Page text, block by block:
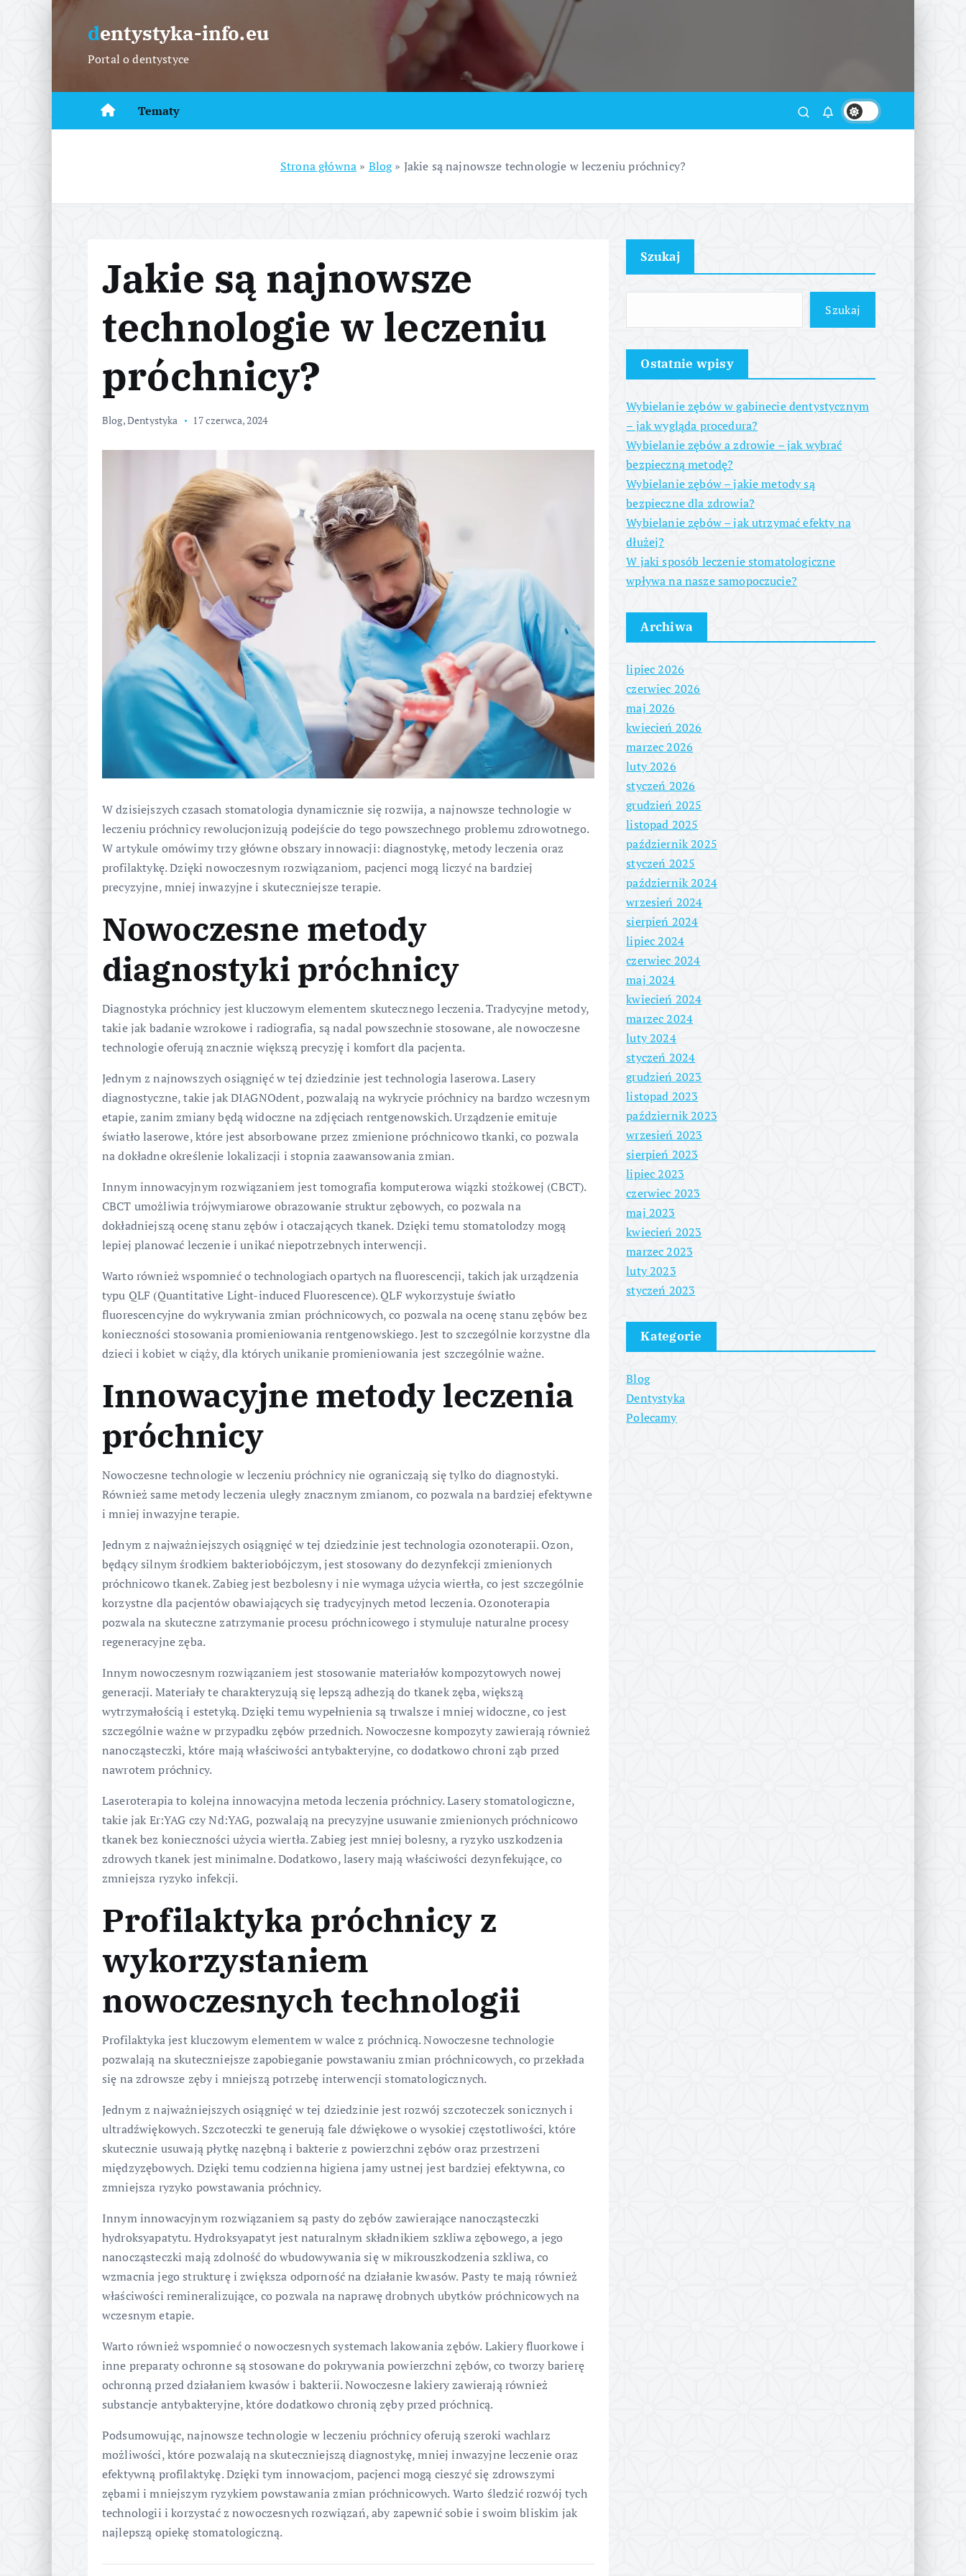
S
e
dentystyka-info.eu
Portal o dentystyce
Tematy
Strona główna » Blog» Jakie są najnowsze technologie w leczeniu próchnicy?
Jakie są najnowsze
technologie w leczeniu
próchnicy?
Blog,Dentystyka 17 czerwca, 2024
W dzisiejszych czasach stomatologia dynamicznie się rozwija, a najnowsze technologie w
leczeniu próchnicy rewolucjonizują podejście do tego powszechnego problemu zdrowotnego.
W artykule omówimy trzy główne obszary innowacji: diagnostykę, metody leczenia oraz
profilaktykę. Dzięki nowoczesnym rozwiązaniom, pacjenci mogą liczyć na bardziej
precyzyjne, mniej inwazyjne i skuteczniejsze terapie.
Nowoczesne metody
diagnostyki próchnicy
Diagnostyka próchnicy jest kluczowym elementem skutecznego leczenia. Tradycyjne metody,
takie jak badanie wzrokowe i radiografia, są nadal powszechnie stosowane, ale nowoczesne
technologie oferują znacznie większą precyzję i komfort dla pacjenta.
Jednym z najnowszych osiągnięć w tej dziedzinie jest technologia laserowa. Lasery
diagnostyczne, takie jak DIAGNOdent, pozwalają na wykrycie próchnicy na bardzo wczesnym
etapie, zanim zmiany będą widoczne na zdjęciach rentgenowskich. Urządzenie emituje
światło laserowe, które jest absorbowane przez zmienione próchnicowo tkanki, co pozwala
na dokładne określenie lokalizacji i stopnia zaawansowania zmian.
Innym innowacyjnym rozwiązaniem jest tomografia komputerowa wiązki stożkowej (CBCT).
CBCT umożliwia trójwymiarowe obrazowanie struktur zębowych, co pozwala na
dokładniejszą ocenę stanu zębów i otaczających tkanek. Dzięki temu stomatolodzy mogą
lepiej planować leczenie i unikać niepotrzebnych interwencji.
Warto również wspomnieć o technologiach opartych na fluorescencji, takich jak urządzenia
typu QLF (Quantitative Light-induced Fluorescence). QLF wykorzystuje światło
fluorescencyjne do wykrywania zmian próchnicowych, co pozwala na ocenę stanu zębów bez
konieczności stosowania promieniowania rentgenowskiego. Jest to szczególnie korzystne dla
dzieci i kobiet w ciąży, dla których unikanie promieniowania jest szczególnie ważne.
Innowacyjne metody leczenia
próchnicy
Nowoczesne technologie w leczeniu próchnicy nie ograniczają się tylko do diagnostyki.
Również same metody leczenia uległy znacznym zmianom, co pozwala na bardziej efektywne
i mniej inwazyjne terapie.
Jednym z najważniejszych osiągnięć w tej dziedzinie jest technologia ozonoterapii. Ozon,
będący silnym środkiem bakteriobójczym, jest stosowany do dezynfekcji zmienionych
próchnicowo tkanek. Zabieg jest bezbolesny i nie wymaga użycia wiertła, co jest szczególnie
korzystne dla pacjentów obawiających się tradycyjnych metod leczenia. Ozonoterapia
pozwala na skuteczne zatrzymanie procesu próchnicowego i stymuluje naturalne procesy
regeneracyjne zęba.
Innym nowoczesnym rozwiązaniem jest stosowanie materiałów kompozytowych nowej
generacji. Materiały te charakteryzują się lepszą adhezją do tkanek zęba, większą
wytrzymałością i estetyką. Dzięki temu wypełnienia są trwalsze i mniej widoczne, co jest
szczególnie ważne w przypadku zębów przednich. Nowoczesne kompozyty zawierają również
nanocząsteczki, które mają właściwości antybakteryjne, co dodatkowo chroni ząb przed
nawrotem próchnicy.
Laseroterapia to kolejna innowacyjna metoda leczenia próchnicy. Lasery stomatologiczne,
takie jak Er:YAG czy Nd:YAG, pozwalają na precyzyjne usuwanie zmienionych próchnicowo
tkanek bez konieczności użycia wiertła. Zabieg jest mniej bolesny, a ryzyko uszkodzenia
zdrowych tkanek jest minimalne. Dodatkowo, lasery mają właściwości dezynfekujące, co
zmniejsza ryzyko infekcji.
Profilaktyka próchnicy z
wykorzystaniem
nowoczesnych technologii
Profilaktyka jest kluczowym elementem w walce z próchnicą. Nowoczesne technologie
pozwalają na skuteczniejsze zapobieganie powstawaniu zmian próchnicowych, co przekłada
się na zdrowsze zęby i mniejszą potrzebę interwencji stomatologicznych.
Jednym z najważniejszych osiągnięć w tej dziedzinie jest rozwój szczoteczek sonicznych i
ultradźwiękowych. Szczoteczki te generują fale dźwiękowe o wysokiej częstotliwości, które
skutecznie usuwają płytkę nazębną i bakterie z powierzchni zębów oraz przestrzeni
międzyzębowych. Dzięki temu codzienna higiena jamy ustnej jest bardziej efektywna, co
zmniejsza ryzyko powstawania próchnicy.
Innym innowacyjnym rozwiązaniem są pasty do zębów zawierające nanocząsteczki
hydroksyapatytu. Hydroksyapatyt jest naturalnym składnikiem szkliwa zębowego, a jego
nanocząsteczki mają zdolność do wbudowywania się w mikrouszkodzenia szkliwa, co
wzmacnia jego strukturę i zwiększa odporność na działanie kwasów. Pasty te mają również
właściwości remineralizujące, co pozwala na naprawę drobnych ubytków próchnicowych na
wczesnym etapie.
Warto również wspomnieć o nowoczesnych systemach lakowania zębów. Lakiery fluorkowe i
inne preparaty ochronne są stosowane do pokrywania powierzchni zębów, co tworzy barierę
ochronną przed działaniem kwasów i bakterii. Nowoczesne lakiery zawierają również
substancje antybakteryjne, które dodatkowo chronią zęby przed próchnicą.
Podsumowując, najnowsze technologie w leczeniu próchnicy oferują szeroki wachlarz
możliwości, które pozwalają na skuteczniejszą diagnostykę, mniej inwazyjne leczenie oraz
efektywną profilaktykę. Dzięki tym innowacjom, pacjenci mogą cieszyć się zdrowszymi
zębami i mniejszym ryzykiem powstawania zmian próchnicowych. Warto śledzić rozwój tych
technologii i korzystać z nowoczesnych rozwiązań, aby zapewnić sobie i swoim bliskim jak
najlepszą opiekę stomatologiczną.
Szukaj
Szukaj
Ostatnie wpisy
Wybielanie zębów w gabinecie dentystycznym
– jak wygląda procedura?
Wybielanie zębów a zdrowie – jak wybrać
bezpieczną metodę?
Wybielanie zębów – jakie metody są
bezpieczne dla zdrowia?
Wybielanie zębów – jak utrzymać efekty na
dłużej?
W jaki sposób leczenie stomatologiczne
wpływa na nasze samopoczucie?
Archiwa
lipiec 2026
czerwiec 2026
maj 2026
kwiecień 2026
marzec 2026
luty 2026
styczeń 2026
grudzień 2025
listopad 2025
październik 2025
styczeń 2025
październik 2024
wrzesień 2024
sierpień 2024
lipiec 2024
czerwiec 2024
maj 2024
kwiecień 2024
marzec 2024
luty 2024
styczeń 2024
grudzień 2023
listopad 2023
październik 2023
wrzesień 2023
sierpień 2023
lipiec 2023
czerwiec 2023
maj 2023
kwiecień 2023
marzec 2023
luty 2023
styczeń 2023
Kategorie
Blog
Dentystyka
Polecamy